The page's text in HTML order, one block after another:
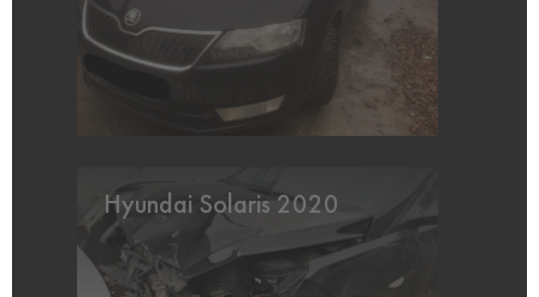
Hyundai Solaris 2020